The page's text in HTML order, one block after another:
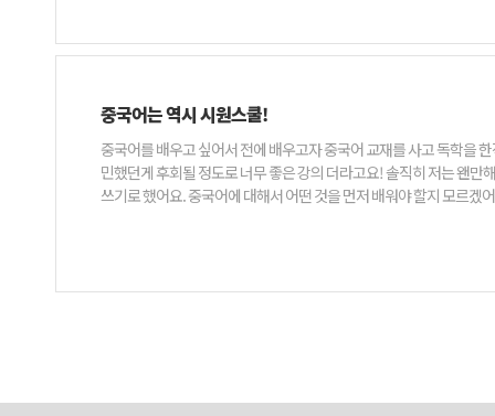
중국어는 역시 시원스쿨!
중국어를 배우고 싶어서 전에 배우고자 중국어 교재를 사고 독학을
민했던게 후회될 정도로 너무 좋은 강의 더라고요! 솔직히 저는 왠만
쓰기로 했어요. 중국어에 대해서 어떤 것을 먼저 배워야 할지 모르
강의 말고도 시원스쿨의 다양한 중국어 강의를 들으면서 , 한자공책